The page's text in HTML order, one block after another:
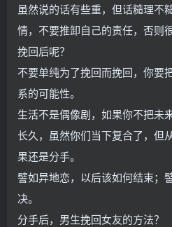
虽然说的话有些重，但话糙理不
情，不要推卸自己的责任，否则
挽回后呢？
不要单纯为了挽回而挽回，你要
系的可能性。
生活不是偶像剧，如果你不把未
长久，虽然你们当下复合了，但
果还是分手。
譬如异地恋，以后该如何结束；
决。
分手后，男生挽回女友的方法？